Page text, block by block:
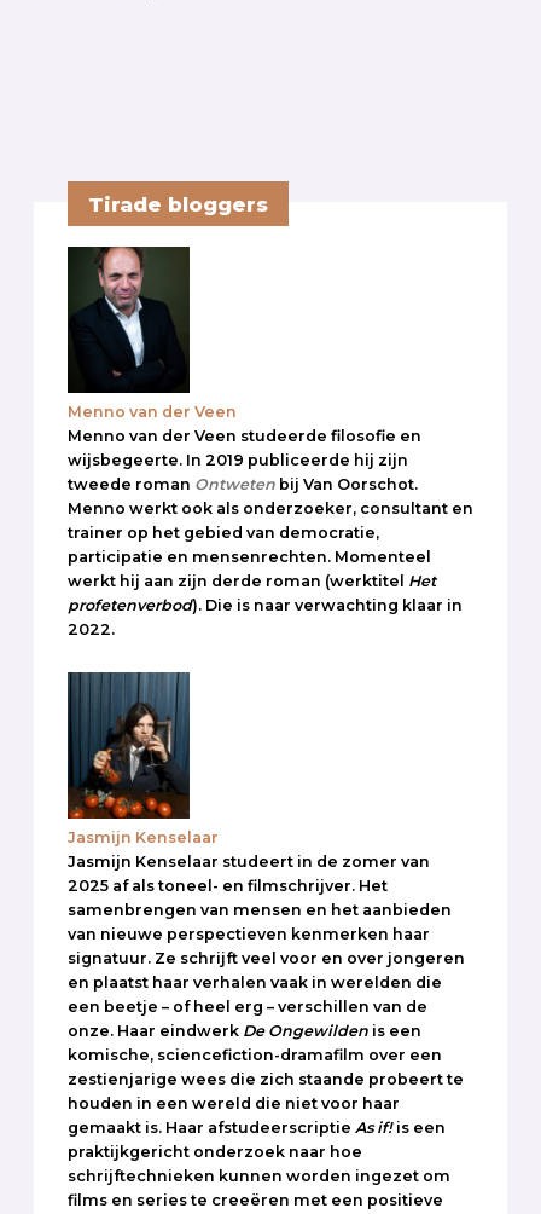
Tirade bloggers
Menno van der Veen
Menno van der Veen studeerde filosofie en
wijsbegeerte. In 2019 publiceerde hij zijn
tweede roman Ontweten bij Van Oorschot.
Menno werkt ook als onderzoeker, consultant en
trainer op het gebied van democratie,
participatie en mensenrechten. Momenteel
werkt hij aan zijn derde roman (werktitel Het
profetenverbod). Die is naar verwachting klaar in
2022.
Jasmijn Kenselaar
Jasmijn Kenselaar studeert in de zomer van
2025 af als toneel- en filmschrijver. Het
samenbrengen van mensen en het aanbieden
van nieuwe perspectieven kenmerken haar
signatuur. Ze schrijft veel voor en over jongeren
en plaatst haar verhalen vaak in werelden die
een beetje – of heel erg – verschillen van de
onze. Haar eindwerk De Ongewilden is een
komische, sciencefiction-dramafilm over een
zestienjarige wees die zich staande probeert te
houden in een wereld die niet voor haar
gemaakt is. Haar afstudeerscriptie As if! is een
praktijkgericht onderzoek naar hoe
schrijftechnieken kunnen worden ingezet om
films en series te creeëren met een positieve